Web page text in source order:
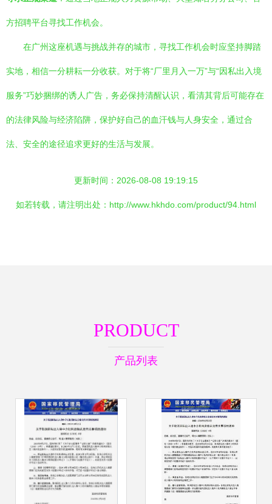
方招聘平台寻找工作机会。
在广州这座机遇与挑战并存的城市，寻找工作机会时应坚持脚踏
实地，相信一分耕耘一分收获。对于将“厂里月入一万”与“因私出入境
服务”巧妙捆绑的诱人广告，务必保持清醒认识，看清其背后可能存在
的法律风险与经济陷阱，保护好自己的血汗钱与人身安全，通过合
法、安全的途径追求更好的生活与发展。
更新时间：2026-08-08 19:19:15
如若转载，请注明出处：http://www.hkhdo.com/product/94.html
PRODUCT
产品列表